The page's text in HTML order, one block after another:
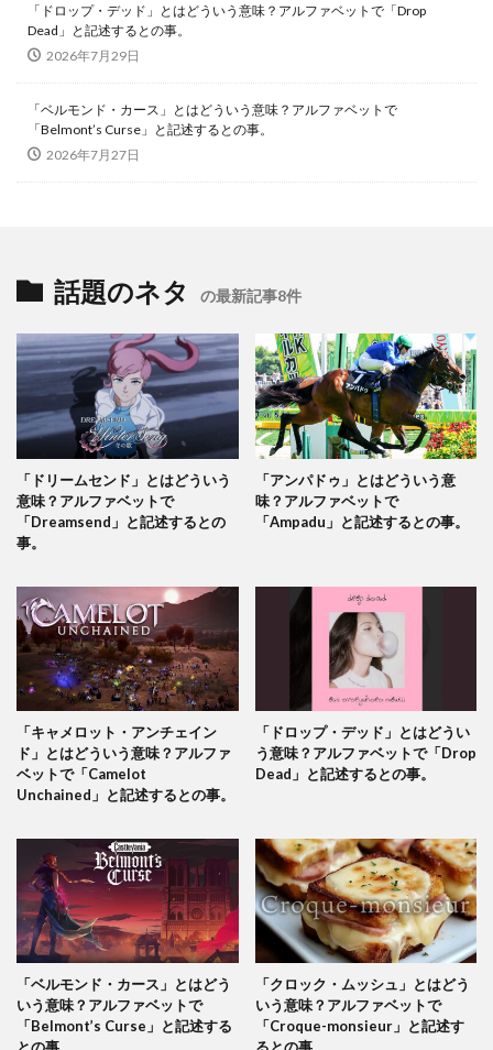
「ドロップ・デッド」とはどういう意味？アルファベットで「Drop
Dead」と記述するとの事。
2026年7月29日
「ベルモンド・カース」とはどういう意味？アルファベットで
「Belmont’s Curse」と記述するとの事。
2026年7月27日
話題のネタ の最新記事8件
「ドリームセンド」とはどういう
意味？アルファベットで
「Dreamsend」と記述するとの
事。
「アンパドゥ」とはどういう意
味？アルファベットで
「Ampadu」と記述するとの事。
「キャメロット・アンチェイン
ド」とはどういう意味？アルファ
ベットで「Camelot
Unchained」と記述するとの事。
「ドロップ・デッド」とはどうい
う意味？アルファベットで「Drop
Dead」と記述するとの事。
「ベルモンド・カース」とはどう
いう意味？アルファベットで
「Belmont’s Curse」と記述する
「クロック・ムッシュ」とはどう
いう意味？アルファベットで
「Croque-monsieur」と記述す